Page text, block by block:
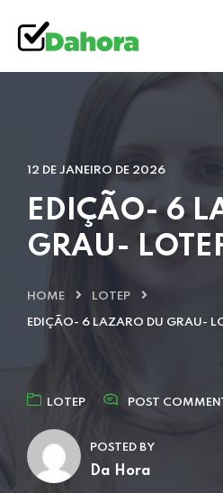
12 DE JANEIRO DE 2026
EDIÇÃO- 6
GRAU-
HOME LOTEP
EDIÇÃO- 6 LAZARO DU GRAU-
LOTEP POST
POSTED BY
Da Hora